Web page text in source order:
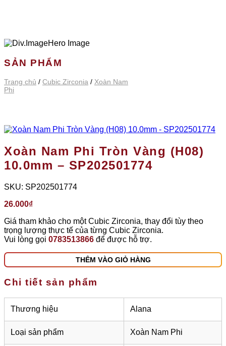
SẢN PHẨM
Trang chủ / Cubic Zirconia / Xoàn Nam
Phi
Xoàn Nam Phi Tròn Vàng (H08)
10.0mm – SP202501774
SKU: SP202501774
26.000₫
Giá tham khảo cho một Cubic Zirconia, thay đổi tùy theo
trọng lượng thực tế của từng Cubic Zirconia.
Vui lòng gọi 0783513866 để được hỗ trợ.
THÊM VÀO GIỎ HÀNG
Chi tiết sản phẩm
Thương hiệu Alana
Loại sản phẩm Xoàn Nam Phi